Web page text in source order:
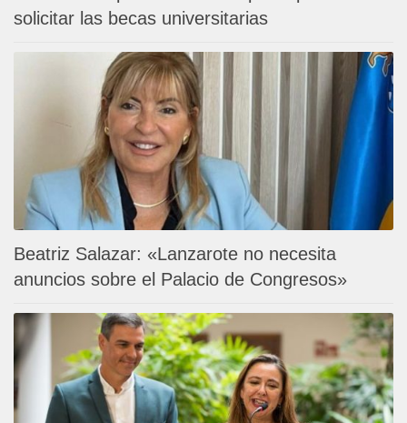
solicitar las becas universitarias
Beatriz Salazar: «Lanzarote no necesita
anuncios sobre el Palacio de Congresos»